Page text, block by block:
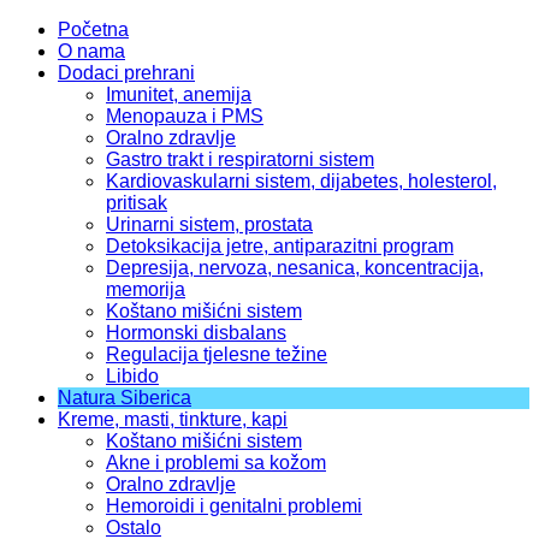
Početna
O nama
Dodaci prehrani
Imunitet, anemija
Menopauza i PMS
Oralno zdravlje
Gastro trakt i respiratorni sistem
Kardiovaskularni sistem, dijabetes, holesterol,
pritisak
Urinarni sistem, prostata
Detoksikacija jetre, antiparazitni program
Depresija, nervoza, nesanica, koncentracija,
memorija
Koštano mišićni sistem
Hormonski disbalans
Regulacija tjelesne težine
Libido
Natura Siberica
Kreme, masti, tinkture, kapi
Koštano mišićni sistem
Akne i problemi sa kožom
Oralno zdravlje
Hemoroidi i genitalni problemi
Ostalo